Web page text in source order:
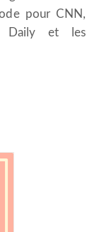
pour CNN,
Daily et les